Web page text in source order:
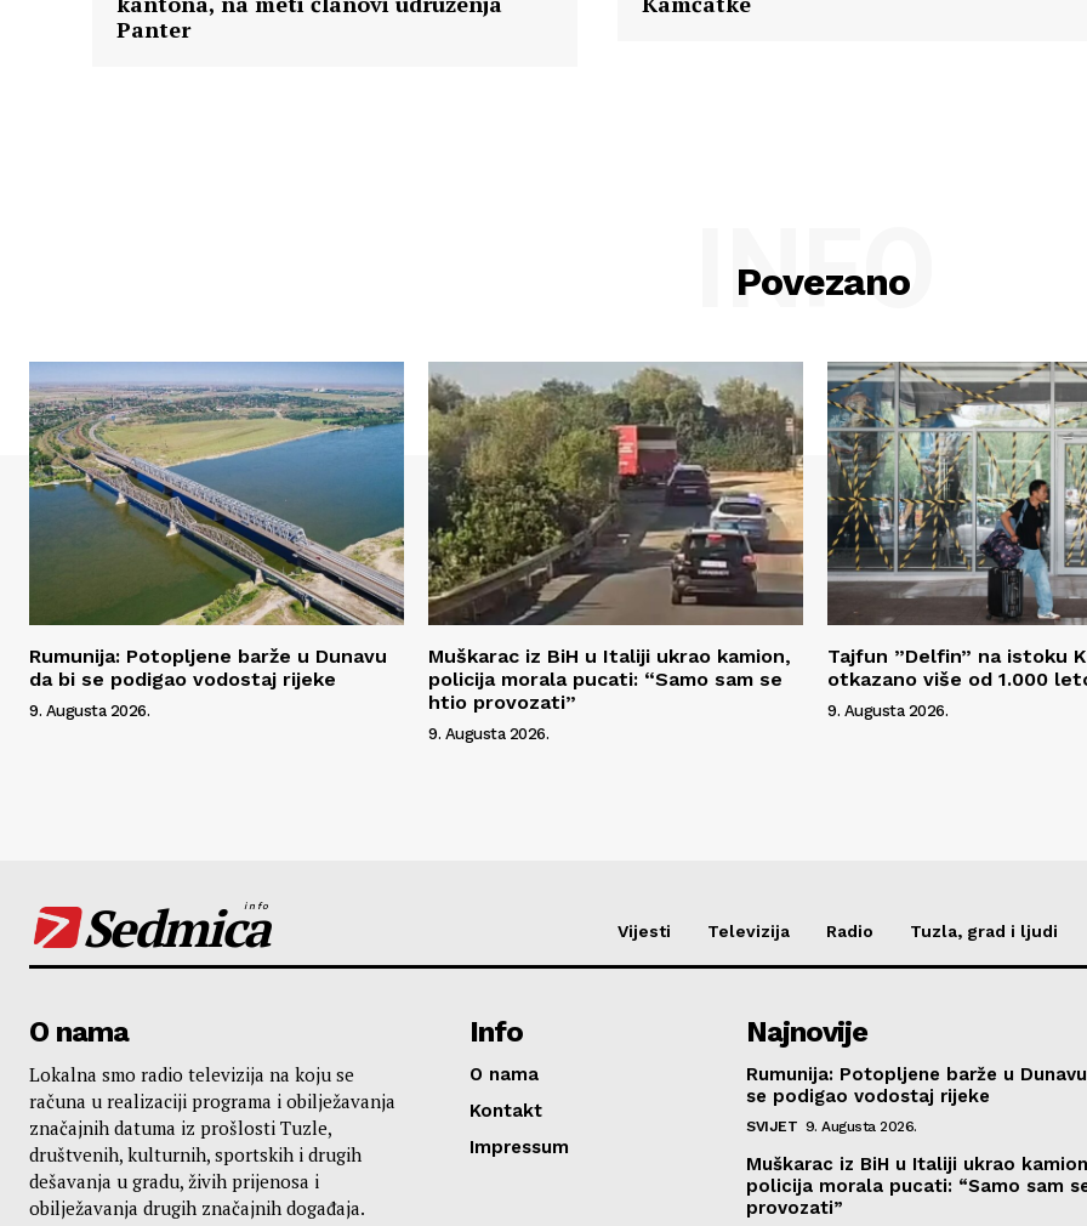
Panter
Povezano
INFO
Rumunija: Potopljene barže u Dunavu
da bi se podigao vodostaj rijeke
9. Augusta 2026.
Muškarac iz BiH u Italiji ukrao kamion,
policija morala pucati: “Samo sam se
htio provozati”
9. Augusta 2026.
Tajfun ”Delfin” na istoku
otkazano više od 1.000
9. Augusta 2026.
Sedmica
info
Vijesti Televizija Radio Tuzla, grad i ljudi
O nama
Lokalna smo radio televizija na koju se
računa u realizaciji programa i obilježavanja
značajnih datuma iz prošlosti Tuzle,
društvenih, kulturnih, sportskih i drugih
dešavanja u gradu, živih prijenosa i
obilježavanja drugih značajnih događaja.
Info
O nama
Kontakt
Impressum
Najnovije
Rumunija: Potopljene barže u
se podigao vodostaj rijeke
SVIJET 9. Augusta 2026.
Muškarac iz BiH u Italiji ukrao
policija morala pucati: “Samo sam
provozati”